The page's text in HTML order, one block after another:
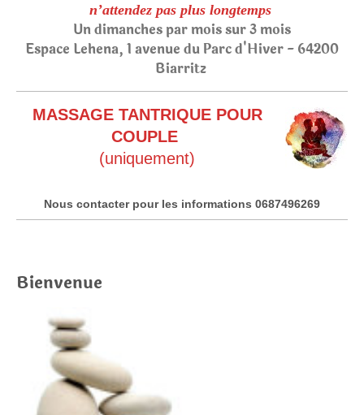
n’attendez pas plus longtemps
Un dimanches par mois sur 3 mois
Espace Lehena, 1 avenue du Parc d'Hiver - 64200
Biarritz
MASSAGE TANTRIQUE POUR
COUPLE
(uniquement)
Nous contacter pour les informations 0687496269
Bienvenue